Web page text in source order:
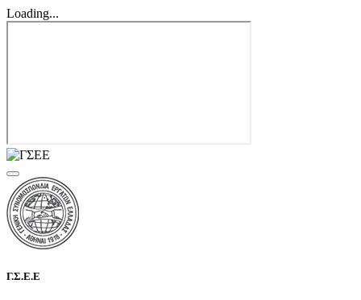
Loading...
Γ.Σ.Ε.Ε